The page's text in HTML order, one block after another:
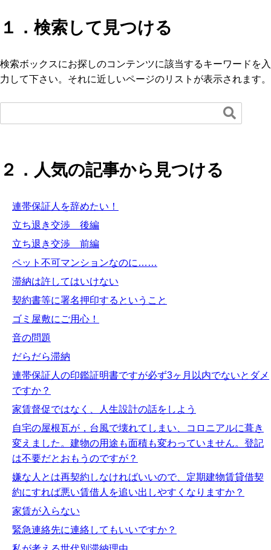
１．検索して見つける
検索ボックスにお探しのコンテンツに該当するキーワードを入
力して下さい。それに近しいページのリストが表示されます。

２．人気の記事から見つける
連帯保証人を辞めたい！
立ち退き交渉 後編
立ち退き交渉 前編
ペット不可マンションなのに……
滞納は許してはいけない
契約書等に署名押印するということ
ゴミ屋敷にご用心！
音の問題
だらだら滞納
連帯保証人の印鑑証明書ですが必ず3ヶ月以内でないとダメ
ですか？
家賃督促ではなく、人生設計の話をしよう
自宅の屋根瓦が，台風で壊れてしまい、コロニアルに葺き
変えました。建物の用途も面積も変わっていません。登記
は不要だとおもうのですが？
嫌な人とは再契約しなければいいので、定期建物賃貸借契
約にすれば悪い賃借人を追い出しやすくなりますか？
家賃が入らない
緊急連絡先に連絡してもいいですか？